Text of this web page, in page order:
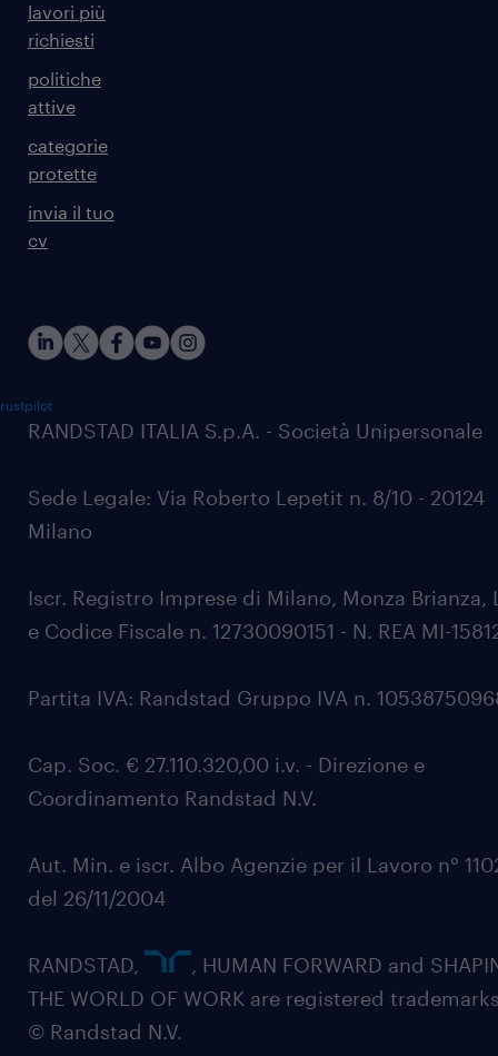
lavori più
richiesti
politiche
attive
categorie
protette
invia il tuo
cv
RANDSTAD ITALIA S.p.A. - Società Unipersonale
Sede Legale: Via Roberto Lepetit n. 8/10 - 20124
Milano
Iscr. Registro Imprese di Milano, Monza Brianza,
e Codice Fiscale n. 12730090151 - N. REA MI-
Partita IVA: Randstad Gruppo IVA n.
Cap. Soc. € 27.110.320,00 i.v. - Direzione e
Coordinamento Randstad N.V.
Aut. Min. e iscr. Albo Agenzie per il Lavoro n°
del 26/11/2004
RANDSTAD,
, HUMAN FORWARD and
THE WORLD OF WORK are registered
© Randstad N.V.